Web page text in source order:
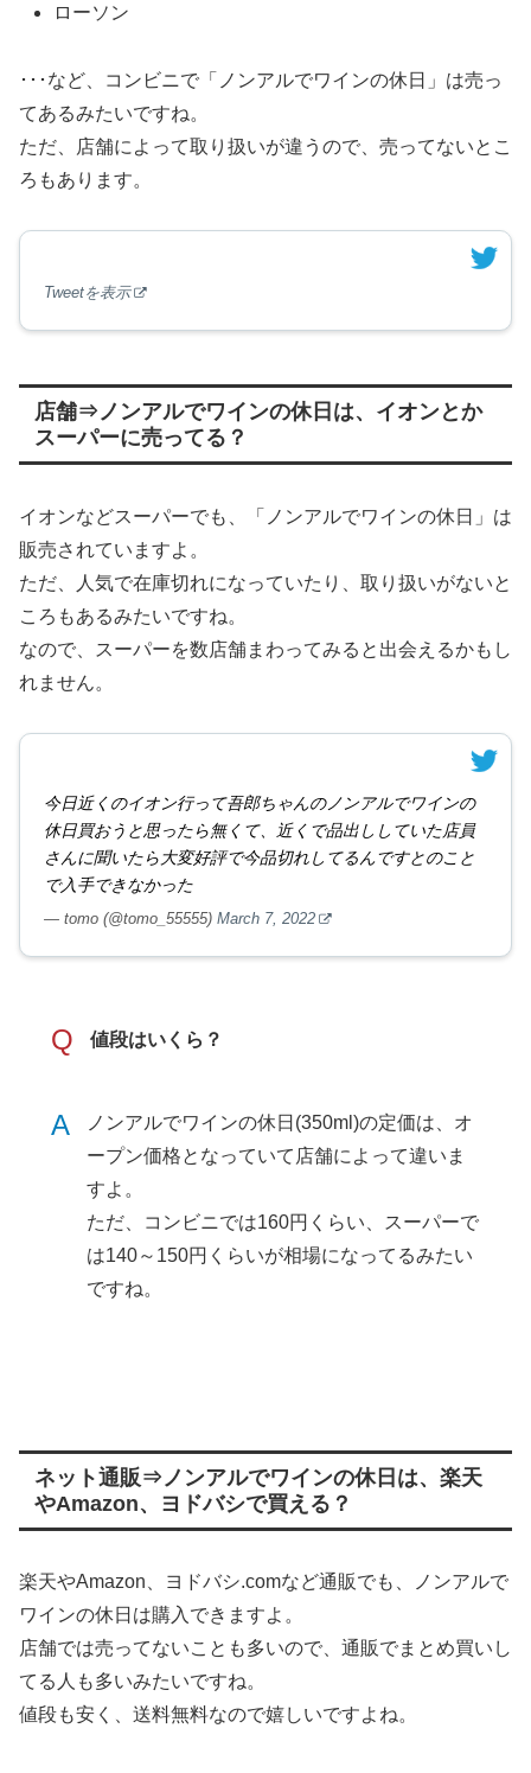
ローソン
･･･など、コンビニで「ノンアルでワインの休日」は売っ
てあるみたいですね。
ただ、店舗によって取り扱いが違うので、売ってないとこ
ろもあります。
Tweetを表示
店舗⇒ノンアルでワインの休日は、イオンとか
スーパーに売ってる？
イオンなどスーパーでも、「ノンアルでワインの休日」は
販売されていますよ。
ただ、人気で在庫切れになっていたり、取り扱いがないと
ころもあるみたいですね。
なので、スーパーを数店舗まわってみると出会えるかもし
れません。
今日近くのイオン行って吾郎ちゃんのノンアルでワインの
休日買おうと思ったら無くて、近くで品出ししていた店員
さんに聞いたら大変好評で今品切れしてるんですとのこと
で入手できなかった
— tomo (@tomo_55555) March 7, 2022
Q 値段はいくら？
A
ノンアルでワインの休日(350ml)の定価は、オ
ープン価格となっていて店舗によって違いま
すよ。
ただ、コンビニでは160円くらい、スーパーで
は140～150円くらいが相場になってるみたい
ですね。
ネット通販⇒ノンアルでワインの休日は、楽天
やAmazon、ヨドバシで買える？
楽天やAmazon、ヨドバシ.comなど通販でも、ノンアルで
ワインの休日は購入できますよ。
店舗では売ってないことも多いので、通販でまとめ買いし
てる人も多いみたいですね。
値段も安く、送料無料なので嬉しいですよね。